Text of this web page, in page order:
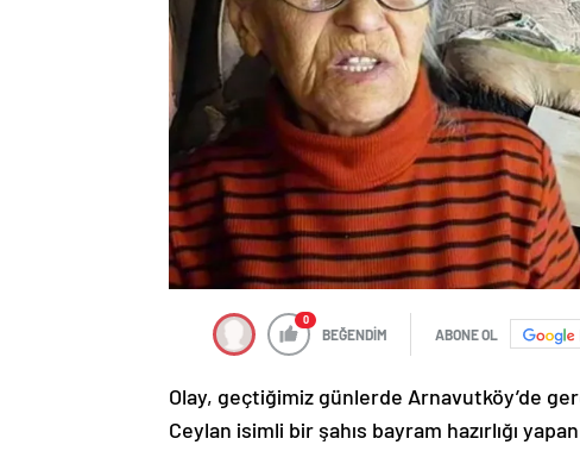
0
BEĞENDİM ABONE OL
Olay, geçtiğimiz günlerde Arnavutköy’de
Ceylan isimli bir şahıs bayram hazırlığı